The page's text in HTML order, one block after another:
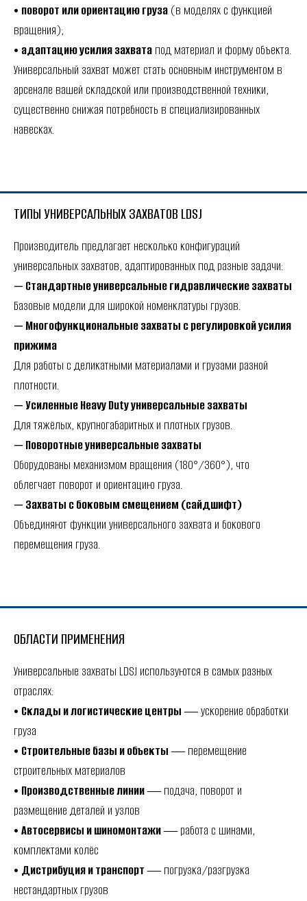
• поворот или ориентацию груза (в моделях с функцией
вращения);
• адаптацию усилия захвата под материал и форму объекта.
Универсальный захват может стать основным инструментом в
арсенале вашей складской или производственной техники,
существенно снижая потребность в специализированных
навесках.
ТИПЫ УНИВЕРСАЛЬНЫХ ЗАХВАТОВ LDSJ
Производитель предлагает несколько конфигураций
универсальных захватов, адаптированных под разные задачи:
— Стандартные универсальные гидравлические захваты
Базовые модели для широкой номенклатуры грузов.
— Многофункциональные захваты с регулировкой усилия
прижима
Для работы с деликатными материалами и грузами разной
плотности.
— Усиленные Heavy Duty универсальные захваты
Для тяжёлых, крупногабаритных и плотных грузов.
— Поворотные универсальные захваты
Оборудованы механизмом вращения (180°/360°), что
облегчает поворот и ориентацию груза.
— Захваты с боковым смещением (сайдшифт)
Объединяют функции универсального захвата и бокового
перемещения груза.
ОБЛАСТИ ПРИМЕНЕНИЯ
Универсальные захваты LDSJ используются в самых разных
отраслях:
• Склады и логистические центры― ускорение обработки
груза
• Строительные базы и объекты― перемещение
строительных материалов
• Производственные линии― подача, поворот и
размещение деталей и узлов
• Автосервисы и шиномонтажи― работа с шинами,
комплектами колёс
• Дистрибуция и транспорт― погрузка/разгрузка
нестандартных грузов